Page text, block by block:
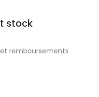
stock
remboursements